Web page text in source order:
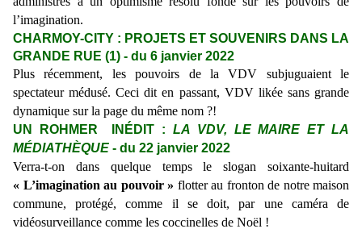
l’imagination.
CHARMOY-CITY : PROJETS ET SOUVENIRS DANS LA
GRANDE RUE (1) - du 6 janvier 2022
Plus récemment, les pouvoirs de la VDV subjuguaient le
spectateur médusé.Ceci dit en passant, VDV likée sans grande
dynamique sur la page du même nom ?!
UN ROHMER INÉDIT : LA VDV, LE MAIRE ET LA
MÉDIATHÈQUE - du 22 janvier 2022
Verra-t-on dans quelque tempsle slogan soixante-huitard
« L’imagination au pouvoir » flotter au fronton de notre maison
commune, protégé, comme il se doit, par une caméra de
vidéosurveillance comme les coccinelles de Noël !